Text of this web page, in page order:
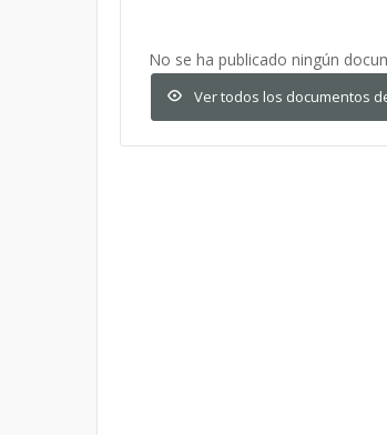
No se ha publicado ningún
Ver todos los documentos